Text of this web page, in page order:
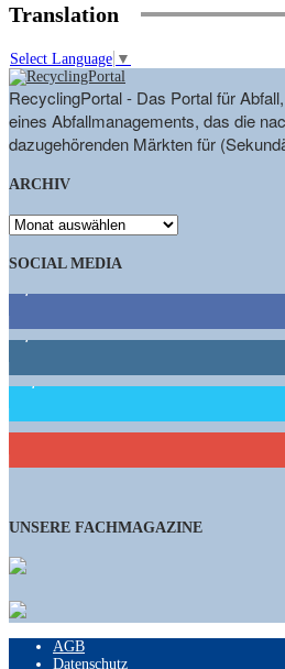
Translation
Select Language ▼
RecyclingPortal - Das Portal für
eines Abfallmanagements, das die
dazugehörenden Märkten für
ARCHIV
ARCHIV
SOCIAL MEDIA
1,662 Follower
15,658 Follower
460 Abonnenten
UNSERE FACHMAGAZINE
AGB
Datenschutz